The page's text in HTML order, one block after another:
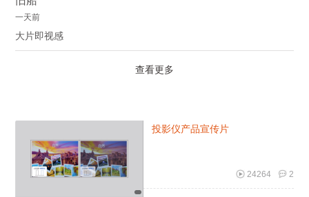
一天前
大片即视感
查看更多
投影仪产品宣传片
2
24264